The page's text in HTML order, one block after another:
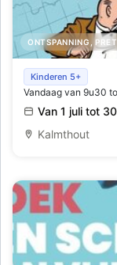
ONTSPANNING,
Zoek een Schat
tijdens de
Kinderen 5+
Vandaag van 9u30
Van 1 juli tot
Kalmthout